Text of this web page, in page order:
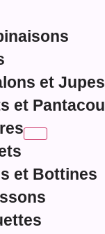
et Jupes
et
et Bottines